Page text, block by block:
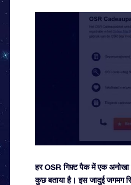
हर OSR गिफ़्ट पैक में एक अनोखा
कुछ बताया है। इस जादुई जगमग